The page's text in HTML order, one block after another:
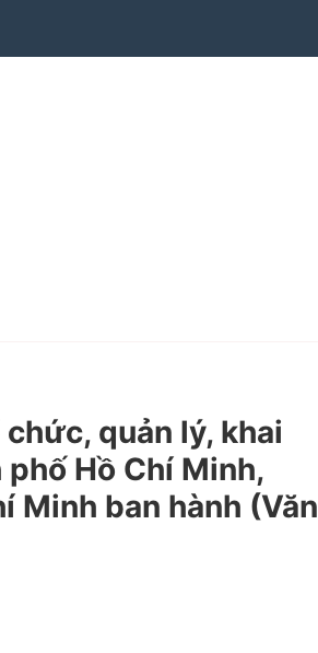
quản lý, khai
Hồ Chí Minh,
Minh ban hành (Văn